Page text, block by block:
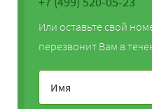
Или оставьте свой
перезвонит Вам в